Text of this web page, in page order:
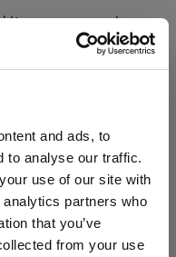
and ads, to
to analyse our traffic.
use of our site with
partners who
that you’ve
from your use
con accesorios
etc. Consulta
para ver qué
No se
botón Comprar